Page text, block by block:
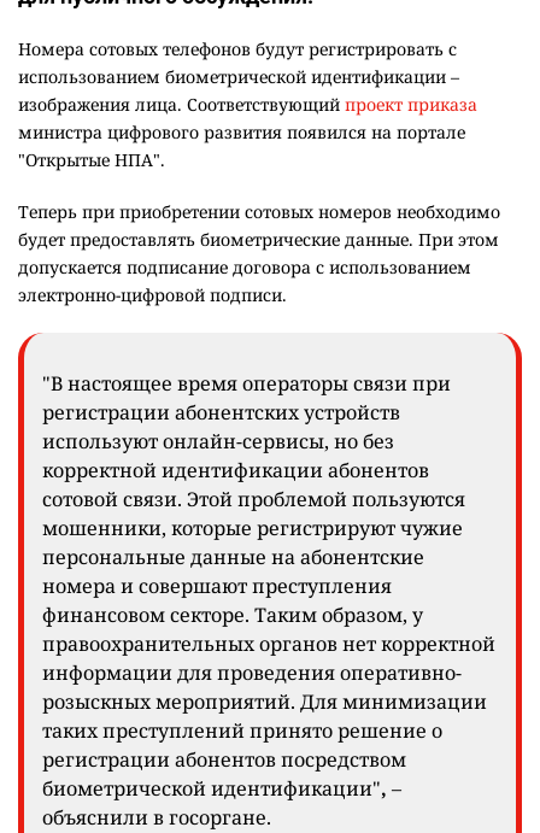
Номера сотовых телефонов будут регистрировать с
использованием биометрической идентификации –
изображения лица. Соответствующий проект приказа
министра цифрового развития появился на портале
"Открытые НПА".
Теперь при приобретении сотовых номеров необходимо
будет предоставлять биометрические данные. При этом
допускается подписание договора с использованием
электронно-цифровой подписи.
"В настоящее время операторы связи при
регистрации абонентских устройств
используют онлайн-сервисы, но без
корректной идентификации абонентов
сотовой связи. Этой проблемой пользуются
мошенники, которые регистрируют чужие
персональные данные на абонентские
номера и совершают преступления
финансовом секторе. Таким образом, у
правоохранительных органов нет корректной
информации для проведения оперативно-
розыскных мероприятий. Для минимизации
таких преступлений принято решение о
регистрации абонентов посредством
биометрической идентификации", –
объяснили в госоргане.